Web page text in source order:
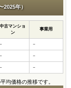
2025年）
中古マンショ
ン
事業用
－ －
－ －
－ －
均価格の推移です。